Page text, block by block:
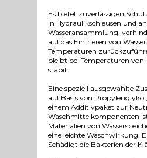
Es bietet zuverlässigen
in Hydraulikschleusen und
Wasseransammlung,
auf das Einfrieren von
Temperaturen
bleibt bei Temperaturen von
stabil.
Eine speziell ausgewählte
auf Basis von
einem Additivpaket zur
Waschmittelkomponenten
Materialien von
eine leichte Waschwirkung.
Schädigt die Bakterien der